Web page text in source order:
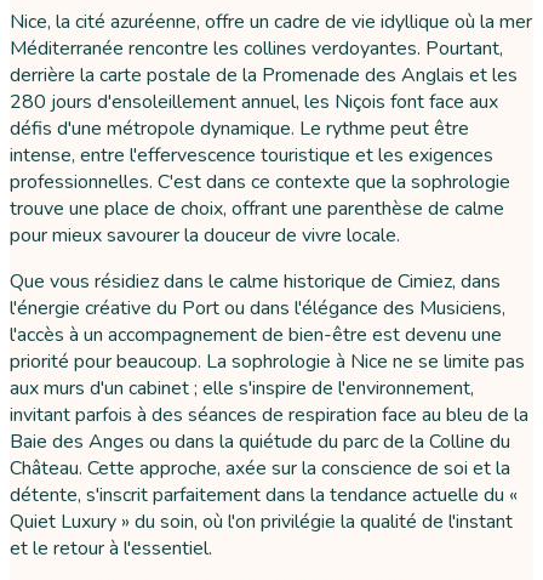
Nice, la cité azuréenne, offre un cadre de vie idyllique où la mer
Méditerranée rencontre les collines verdoyantes. Pourtant,
derrière la carte postale de la Promenade des Anglais et les
280 jours d'ensoleillement annuel, les Niçois font face aux
défis d'une métropole dynamique. Le rythme peut être
intense, entre l'effervescence touristique et les exigences
professionnelles. C'est dans ce contexte que la sophrologie
trouve une place de choix, offrant une parenthèse de calme
pour mieux savourer la douceur de vivre locale.
Que vous résidiez dans le calme historique de Cimiez, dans
l'énergie créative du Port ou dans l'élégance des Musiciens,
l'accès à un accompagnement de bien-être est devenu une
priorité pour beaucoup. La sophrologie à Nice ne se limite pas
aux murs d'un cabinet ; elle s'inspire de l'environnement,
invitant parfois à des séances de respiration face au bleu de la
Baie des Anges ou dans la quiétude du parc de la Colline du
Château. Cette approche, axée sur la conscience de soi et la
détente, s'inscrit parfaitement dans la tendance actuelle du «
Quiet Luxury » du soin, où l'on privilégie la qualité de l'instant
et le retour à l'essentiel.